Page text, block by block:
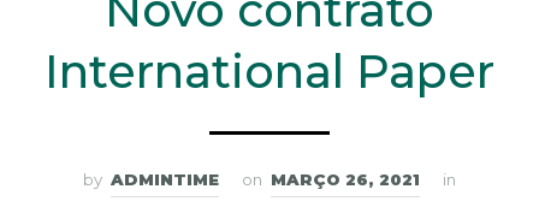
International Paper
by ADMINTIME on MARÇO 26, 2021
in